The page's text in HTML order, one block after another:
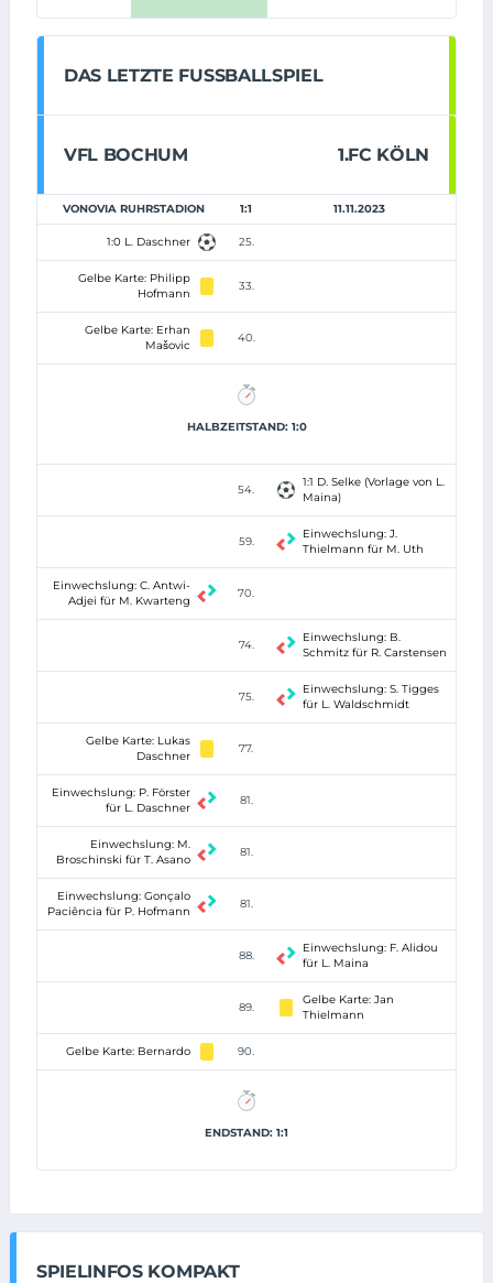
DAS LETZTE FUSSBALLSPIEL
VFL BOCHUM 1.FC KÖLN
VONOVIA RUHRSTADION 1:1 11.11.2023
1:0 L. Daschner 25.
Gelbe Karte: Philipp
Hofmann
33.
Gelbe Karte: Erhan
Mašovic
40.
HALBZEITSTAND: 1:0
54.
1:1 D. Selke (Vorlage von L.
Maina)
59.
Einwechslung: J.
Thielmann für M. Uth
Einwechslung: C. Antwi-
Adjei für M. Kwarteng
70.
74.
Einwechslung: B.
Schmitz für R. Carstensen
75.
Einwechslung: S. Tigges
für L. Waldschmidt
Gelbe Karte: Lukas
Daschner
77.
Einwechslung: P. Förster
für L. Daschner
81.
Einwechslung: M.
Broschinski für T. Asano
81.
Einwechslung: Gonçalo
Paciência für P. Hofmann
81.
88.
Einwechslung: F. Alidou
für L. Maina
89.
Gelbe Karte: Jan
Thielmann
Gelbe Karte: Bernardo 90.
ENDSTAND: 1:1
SPIELINFOS KOMPAKT